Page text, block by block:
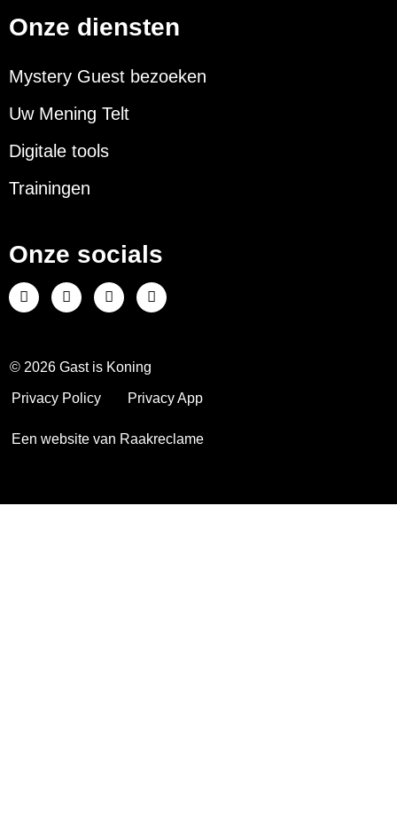
Onze diensten
Mystery Guest bezoeken
Uw Mening Telt
Digitale tools
Trainingen
Onze socials
© 2026 Gast is Koning
Privacy Policy Privacy App
Een website van Raakreclame